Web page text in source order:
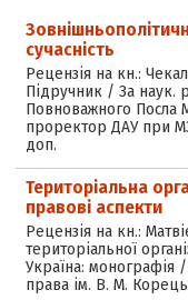
сучасність
Рецензія на кн.:
Підручник / За наук.
Повноважного Посла
проректор ДАУ при
доп.
Територіальна
правові аспекти
Рецензія на кн.:
територіальної
Україна: монографія
права ім. В. М.